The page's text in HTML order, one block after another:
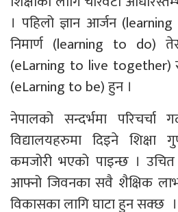
। पहिलो ज्ञान आर्जन
निमार्ण (learning to do)
(eLarning to live together) र
(eLarning to be) हुन ।
नेपालको सन्दर्भमा परिचर्चा
विद्यालयहरुमा दिइने शिक्षा
कमजोरी भएको पाइन्छ । उचित
आफ्नो जिवनका सवै शैक्षिक
विकासका लागि घाटा हुन सक्छ ।